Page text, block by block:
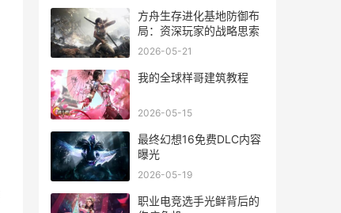
方舟生存进化基地防御布
局：资深玩家的战略思索
2026-05-21
我的全球样哥建筑教程
2026-05-15
最终幻想16免费DLC内容
曝光
2026-05-19
职业电竞选手光鲜背后的